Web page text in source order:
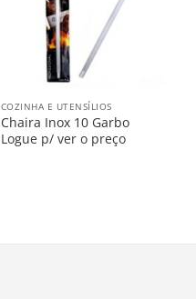
COZINHA E UTENSÍLIOS
Chaira Inox 10 Garbo
Logue p/ ver o preço